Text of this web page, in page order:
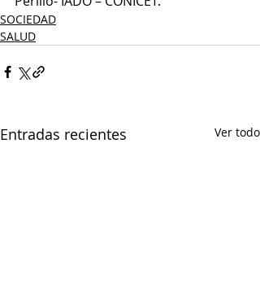
SOCIEDAD
SALUD
Entradas recientes Ver todo